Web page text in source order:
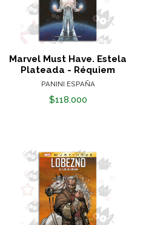
Marvel Must Have. Estela
Plateada - Réquiem
PANINI ESPAÑA
$118.000